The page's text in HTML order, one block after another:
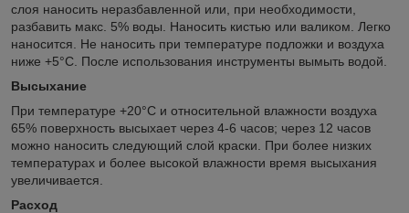
слоя наносить неразбавленной или, при необходимости,
разбавить макс. 5% воды. Наносить кистью или валиком. Легко
наносится. Не наносить при температуре подложки и воздуха
ниже +5°C. После использования инструменты вымыть водой.
Высыхание
При температуре +20°C и относительной влажности воздуха
65% поверхность высыхает через 4-6 часов; через 12 часов
можно наносить следующий слой краски. При более низких
температурах и более высокой влажности время высыхания
увеличивается.
Расход